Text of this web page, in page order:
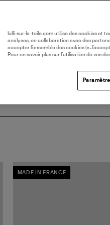
MADE IN FRANCE
lulli-sur-la-toile.com utilise des cookies et
analyses, en collaboration avec des
accepter l’ensemble des cookies («
Pour en savoir plus sur l’utilisation de vos